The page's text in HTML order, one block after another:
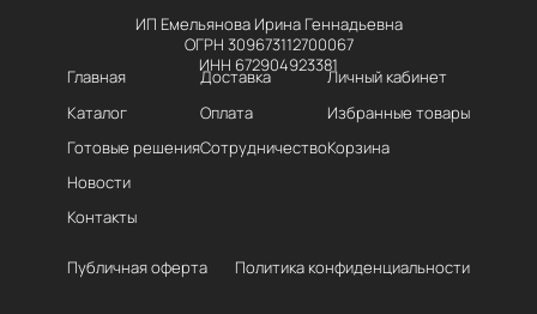
ИП Емельянова Ирина Геннадьевна
ОГРН 309673112700067
ИНН 672904923381
Главная
Каталог
Готовые решения
Новости
Контакты
Доставка
Оплата
Сотрудничество
Личный кабинет
Избранные товары
Корзина
Публичная оферта Политика конфиденциальности